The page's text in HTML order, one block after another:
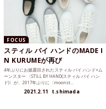
FOCUS
スティル バイ ハンドのMADE I
N KURUMEが再び
4年ぶりにお披露目されたスティル バイ ハンド×ム
ーンスター 〈STILL BY HAND(スティル バイ ハン
ド)〉が、2017年ぶりに〈moonst...
2021.2.11 t.shimada